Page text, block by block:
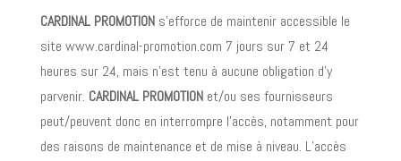
CARDINAL PROMOTION s’efforce de maintenir accessible le
site www.cardinal-promotion.com 7 jours sur 7 et 24
heures sur 24, mais n’est tenu à aucune obligation d’y
parvenir. CARDINAL PROMOTION et/ou ses fournisseurs
peut/peuvent donc en interrompre l’accès, notamment pour
des raisons de maintenance et de mise à niveau. L’accès